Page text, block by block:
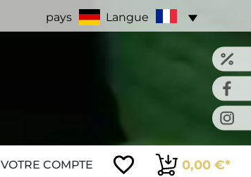
pays Langue
VOTRE COMPTE 0,00 €*